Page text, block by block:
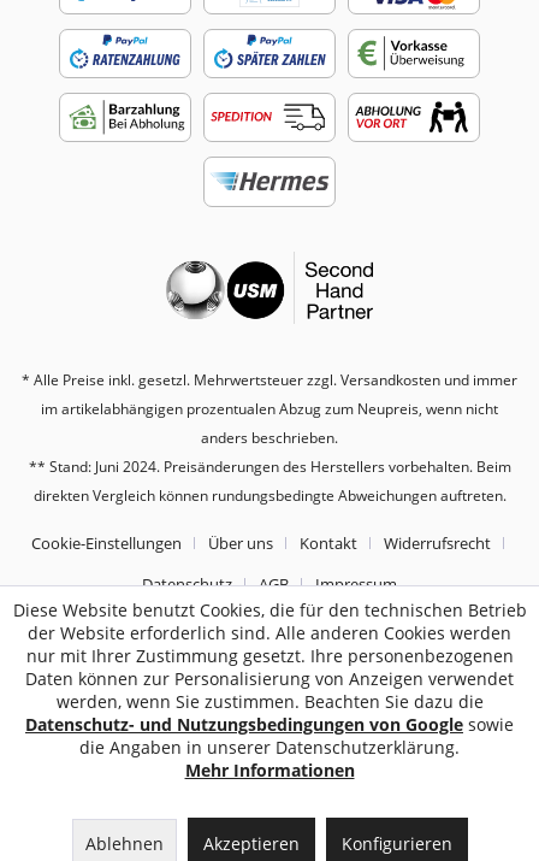
* Alle Preise inkl. gesetzl. Mehrwertsteuer zzgl.Versandkosten und immer
im artikelabhängigen prozentualen Abzug zum Neupreis, wenn nicht
anders beschrieben.
** Stand: Juni 2024. Preisänderungen des Herstellers vorbehalten. Beim
direkten Vergleich können rundungsbedingte Abweichungen auftreten.
Cookie-Einstellungen Über uns Kontakt
Widerrufsrecht
Datenschutz
AGB Impressum
Sebworld
2187Bewertungen auf ProvenExpert.com
Diese Website benutzt Cookies, die für den technischen Betrieb
der Website erforderlich sind. Alle anderen Cookies werden
nur mit Ihrer Zustimmung gesetzt. Ihre personenbezogenen
Daten können zur Personalisierung von Anzeigen verwendet
werden, wenn Sie zustimmen. Beachten Sie dazu die
Datenschutz- und Nutzungsbedingungen von Google sowie
die Angaben in unserer Datenschutzerklärung.
Mehr Informationen
Ablehnen Akzeptieren Konfigurieren